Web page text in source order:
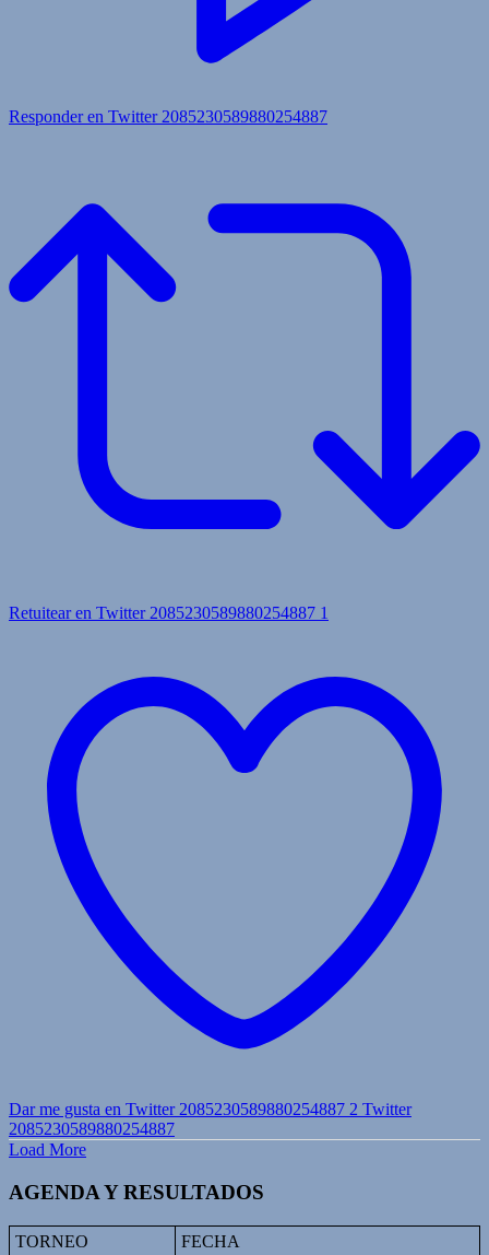
Responder en Twitter 2085230589880254887
Retuitear en Twitter 2085230589880254887 1
Dar me gusta en Twitter 2085230589880254887 2 Twitter
2085230589880254887
Load More
AGENDA Y RESULTADOS
TORNEO
FECHA